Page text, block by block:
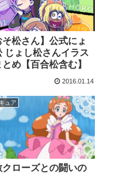
そ松さん】公式にょ
じょし松さんイラス
とめ【百合松含む】
2016.01.14
ュア
クローズとの闘いの